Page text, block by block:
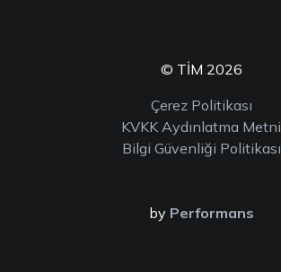
© TİM 2026
Çerez Politikası
KVKK Aydınlatma Metni
Bilgi Güvenliği Politikası
by Performans